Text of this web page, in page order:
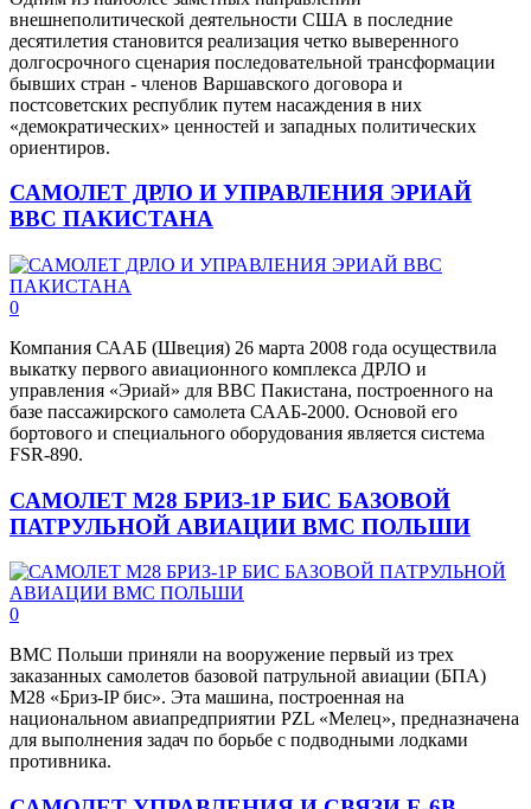
внешнеполитической деятельности США в последние
десятилетия становится реализация четко выверенного
долгосрочного сценария последовательной трансформации
бывших стран - членов Варшавского договора и
постсоветских республик путем насаждения в них
«демократических» ценностей и западных политических
ориентиров.
САМОЛЕТ ДРЛО И УПРАВЛЕНИЯ ЭРИАЙ
ВВС ПАКИСТАНА
0
Компания СААБ (Швеция) 26 марта 2008 года осуществила
выкатку первого авиационного комплекса ДРЛО и
управления «Эриай» для ВВС Пакистана, построенного на
базе пассажирского самолета СААБ-2000. Основой его
бортового и специального оборудования является система
FSR-890.
САМОЛЕТ М28 БРИЗ-1Р БИС БАЗОВОЙ
ПАТРУЛЬНОЙ АВИАЦИИ ВМС ПОЛЬШИ
0
ВМС Польши приняли на вооружение первый из трех
заказанных самолетов базовой патрульной авиации (БПА)
М28 «Бриз-IP бис». Эта машина, построенная на
национальном авиапредприятии PZL «Мелец», предназначена
для выполнения задач по борьбе с подводными лодками
противника.